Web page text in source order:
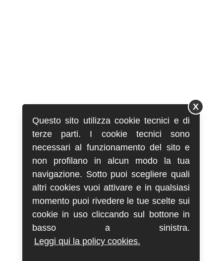
Questo sito utilizza cookie tecnici e di
terze parti. I cookie tecnici sono
necessari al funzionamento del sito e
non profilano in alcun modo la tua
navigazione. Sotto puoi scegliere quali
altri cookies vuoi attivare e in qualsiasi
momento puoi rivedere le tue scelte sui
cookie in uso cliccando sul bottone in
basso a sinistra.
Leggi qui la policy cookies.
X